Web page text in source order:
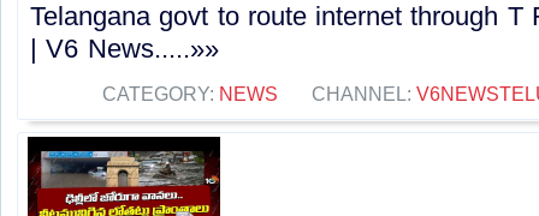
Telangana govt to route internet through T
| V6 News.....»»
CATEGORY: NEWS CHANNEL: